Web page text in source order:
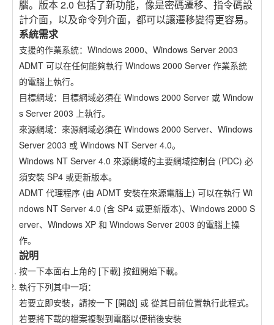
腦。版本 2.0 包括了新功能，像是密碼遷移、指令碼設
計介面，以及命令列介面，都可以讓遷移變得更容易。
系統需求
支援的作業系統：Windows 2000、Windows Server 2003
ADMT 可以在任何能夠執行 Windows 2000 Server 作業系統
的電腦上執行。
目標網域：目標網域必須在 Windows 2000 Server 或 Window
s Server 2003 上執行。
來源網域：來源網域必須在 Windows 2000 Server、Windows
Server 2003 或 Windows NT Server 4.0。
Windows NT Server 4.0 來源網域的主要網域控制台 (PDC) 必
須安裝 SP4 或更新版本。
ADMT 代理程序 (由 ADMT 安裝在來源電腦上) 可以在執行 Wi
ndows NT Server 4.0 (含 SP4 或更新版本)、Windows 2000 S
erver、Windows XP 和 Windows Server 2003 的電腦上操
作。
說明
按一下本面右上角的 [下載] 按鈕開始下載。
執行下列其中一項：
若要立即安裝，請按一下 [開啟] 或 從其目前位置執行此程式。
若要將下載的檔案複製到電腦以便稍後安裝